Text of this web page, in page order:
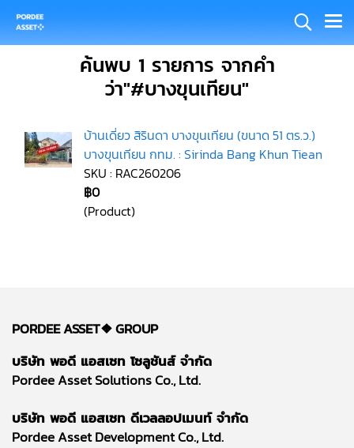
ค้นพบ 1 รายการ จากคำ
ว่า"#บางขุนเทียน"
บ้านเดี่ยว สิรินดา บางขุนเทียน (ขนาด 51 ตร.ว.)
บางขุนเทียน กทม. : Sirinda Bang Khun Tiean
SKU : RAC260206
฿0
(Product)
PORDEE ASSET❖GROUP
บริษัท พอดี แอสเซท โซลูชันส์ จำกัด
Pordee Asset Solutions Co., Ltd.
บริษัท พอดี แอสเซท ดีเวลลอปเมนท์ จำกัด
Pordee Asset Development Co., Ltd.